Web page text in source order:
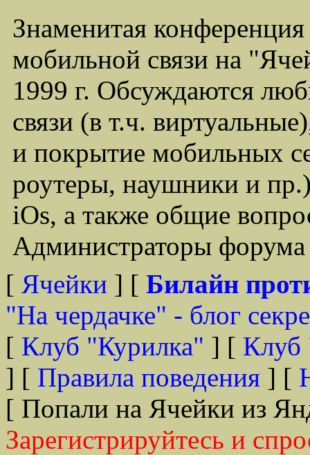
Знаменитая
мобильной связи на
1999 г. Обсуждаются
связи (в т.ч.
и покрытие мобильных
роутеры, наушники и
iOs, а также общие
Администраторы
[ Ячейки ] [ Билайн
"На чердачке" - блог
[ Клуб "Курилка" ] [ Клуб
] [ Правила поведения ] [
[ Попали на Ячейки из
Зарегистрируйтесь и